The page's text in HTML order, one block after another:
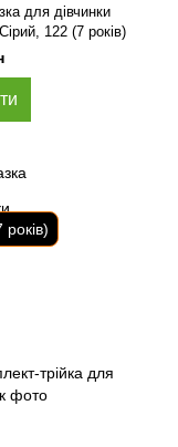
для дівчинки
122 (7 років)